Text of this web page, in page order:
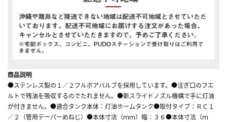
商品説明
●ステンレス製の１／２フルボアバルブを採用しています。●注ぎ口のフエ
ルトで残油を吸収するのでたれません。●新スライドノズル機構で手に灯油
が付きません。●適合タンク本体：灯油ホームタンク●取付タイプ：ＲＣ１
／２（管用テーパーめねじ）●本体寸法（ｍｍ）幅：３６●本体寸法（ｍ